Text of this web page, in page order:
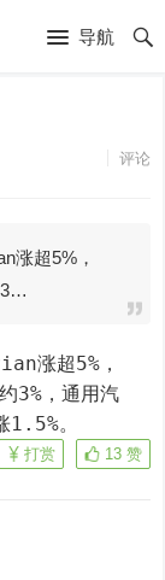
导航
评论
涨超5%，
3…
3%，通用汽
1.5%。
13 赞
打赏